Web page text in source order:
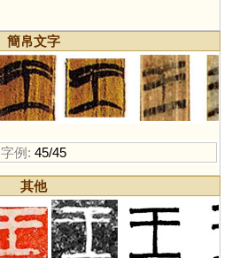
簡帛文字
字例: 45/45
其他